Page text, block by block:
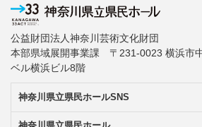
公益財団法人神奈川芸術文化財団
本部県域展開事業課 〒231-0023 横浜市
ベル横浜ビル8階
神奈川県立県民ホールSNS